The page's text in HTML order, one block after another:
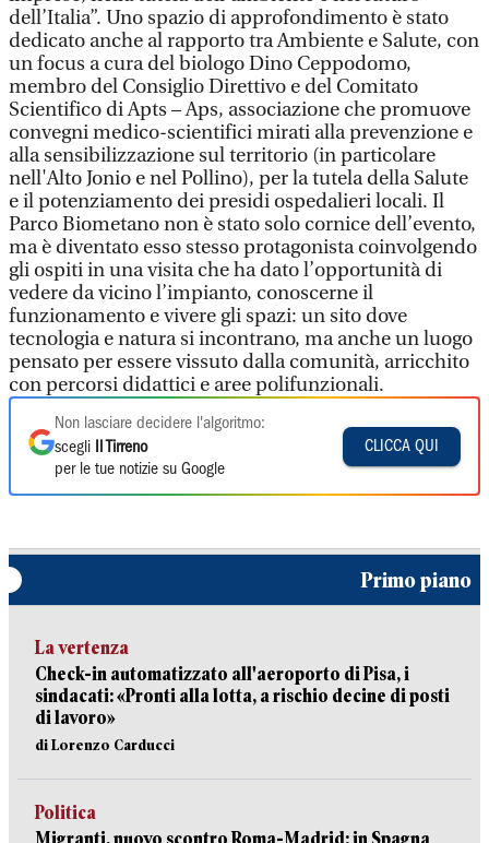
dell’Italia”. Uno spazio di approfondimento è stato
dedicato anche al rapporto tra Ambiente e Salute, con
un focus a cura del biologo Dino Ceppodomo,
membro del Consiglio Direttivo e del Comitato
Scientifico di Apts – Aps, associazione che promuove
convegni medico-scientifici mirati alla prevenzione e
alla sensibilizzazione sul territorio (in particolare
nell'Alto Jonio e nel Pollino), per la tutela della Salute
e il potenziamento dei presidi ospedalieri locali. Il
Parco Biometano non è stato solo cornice dell’evento,
ma è diventato esso stesso protagonista coinvolgendo
gli ospiti in una visita che ha dato l’opportunità di
vedere da vicino l’impianto, conoscerne il
funzionamento e vivere gli spazi: un sito dove
tecnologia e natura si incontrano, ma anche un luogo
pensato per essere vissuto dalla comunità, arricchito
con percorsi didattici e aree polifunzionali.
Non lasciare decidere l'algoritmo:
scegli
Il Tirreno
per le tue notizie su Google
CLICCA QUI
Primo piano
La vertenza
Check-in automatizzato all'aeroporto di Pisa, i
sindacati: «Pronti alla lotta, a rischio decine di posti
di lavoro»
di Lorenzo Carducci
Politica